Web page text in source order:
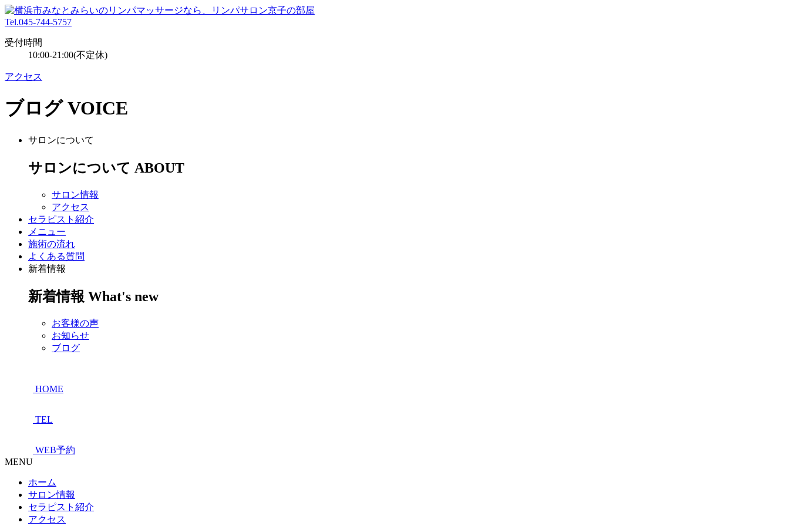
Tel.045-744-5757
受付時間
10:00-21:00(不定休)
アクセス
ブログ VOICE
サロンについて
サロンについて ABOUT
サロン情報
アクセス
セラピスト紹介
メニュー
施術の流れ
よくある質問
新着情報
新着情報 What's new
お客様の声
お知らせ
ブログ
HOME
TEL
WEB予約
MENU
ホーム
サロン情報
セラピスト紹介
アクセス